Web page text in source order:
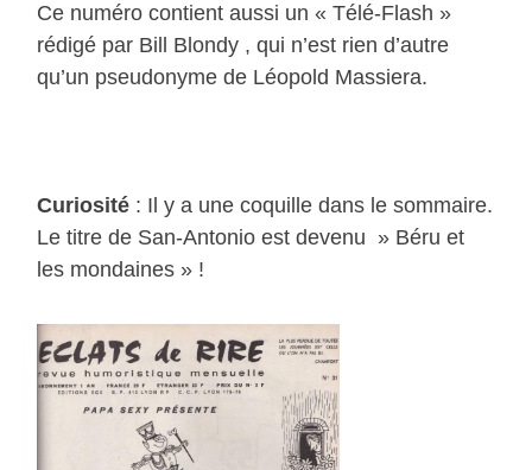
Ce numéro contient aussi un « Télé-Flash »
rédigé par Bill Blondy , qui n’est rien d’autre
qu’un pseudonyme de Léopold Massiera.
Curiosité : Il y a une coquille dans le sommaire.
Le titre de San-Antonio est devenu » Béru et
les mondaines » !